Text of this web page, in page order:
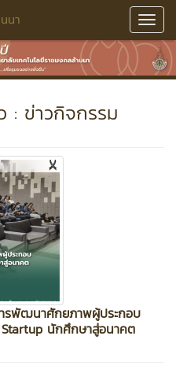
นา
: ข่าวกิจกรรม
รพัฒนาศักยภาพผู้ประกอบ
นักศึกษาสู่อนาคต